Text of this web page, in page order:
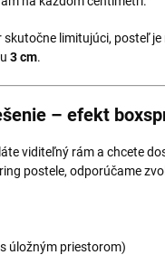
skutočne limitujúci, posteľ
3 cm.
– efekt
viditeľný rám a chcete
postele, odporúčame
úložným priestorom)